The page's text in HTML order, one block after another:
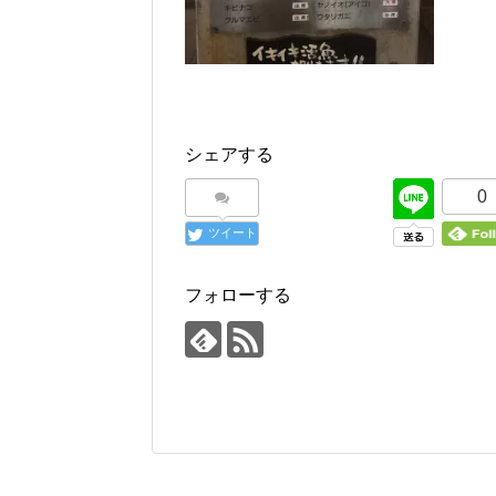
シェアする
ツイート
0
フォローする